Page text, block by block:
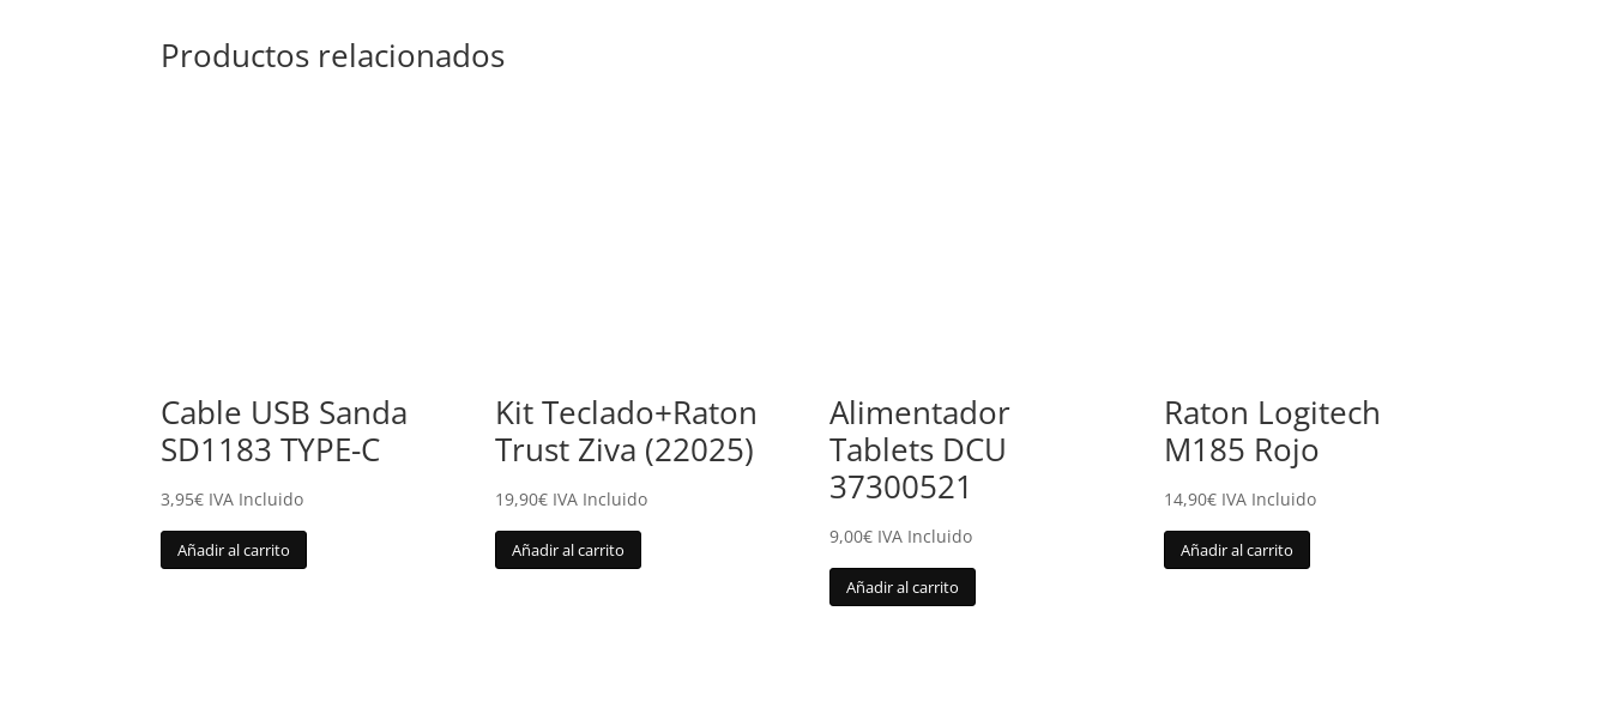
Productos relacionados
Cable USB Sanda
SD1183 TYPE-C
3,95€ IVA Incluido
Añadir al carrito
Kit Teclado+Raton
Trust Ziva (22025)
19,90€ IVA Incluido
Añadir al carrito
Alimentador
Tablets DCU
37300521
9,00€ IVA Incluido
Añadir al carrito
Raton Logitech
M185 Rojo
14,90€ IVA Incluido
Añadir al carrito